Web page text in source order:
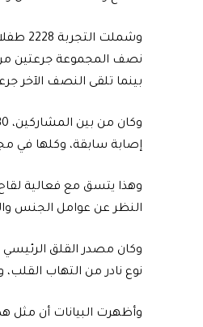
وشملت
نصف المجموعة جرعتين من
بينما تلقى النصف الآخر
إصابة سابقة، وكلها في
النظر عن عوامل الجنس
وكان مصدر القلق الرئيسي
نوع نادر من التهاب القلب،
وأظهرت البيانات أن مثل